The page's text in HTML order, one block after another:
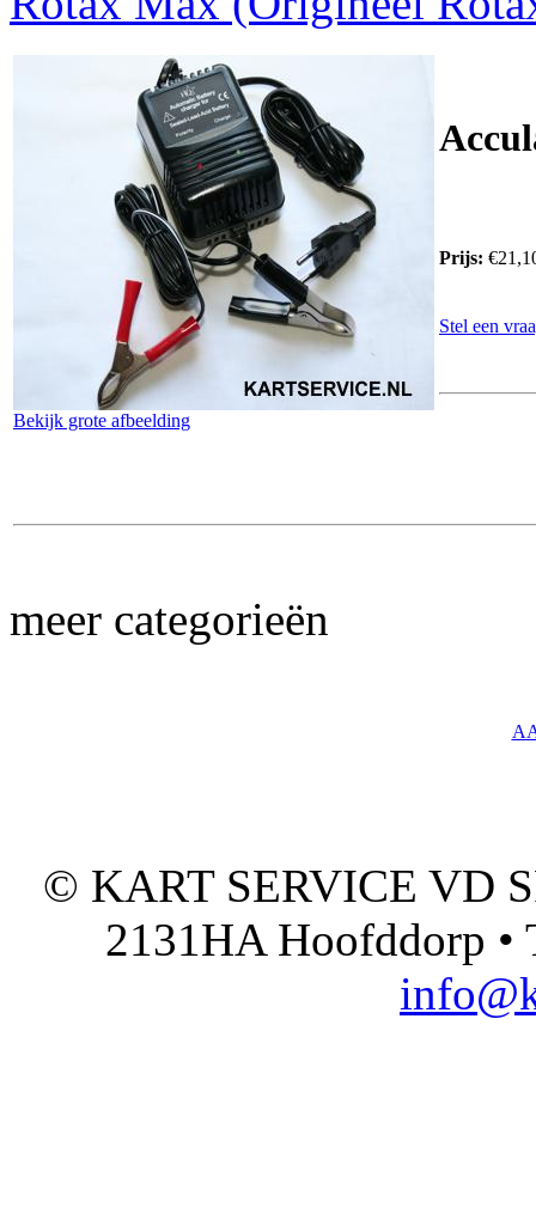
Bekijk grote afbeelding
Prijs:
Stel een
meer categorieën
© KART SERVICE VD
2131HA Hoofddorp •